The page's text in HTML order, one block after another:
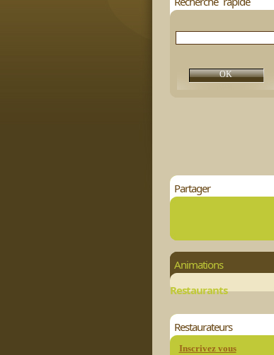
Partager
Animations
Restaurants
Restaurateurs
Inscrivez vous